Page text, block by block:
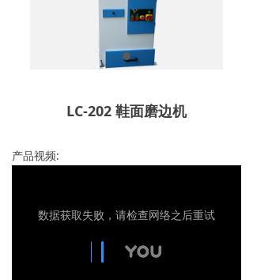
产品视频:
LC-202 鞋面磨边机